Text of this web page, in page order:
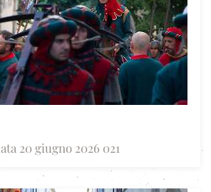
20 giugno 2026 021